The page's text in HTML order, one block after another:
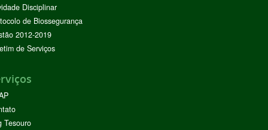
Disciplinar
de Biossegurança
2012-2019
de Serviços
Tesouro